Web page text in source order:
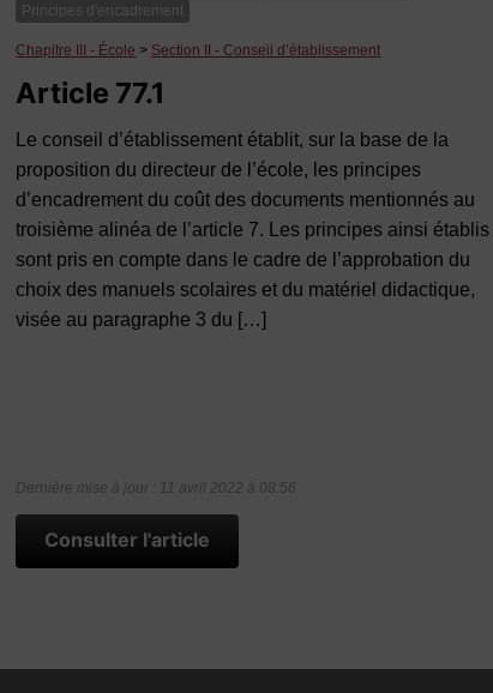
Principes d'encadrement
Chapitre III - École > Section II - Conseil d’établissement
Article 77.1
Le conseil d’établissement établit, sur la base de la
proposition du directeur de l’école, les principes
d’encadrement du coût des documents mentionnés au
troisième alinéa de l’article 7. Les principes ainsi établis
sont pris en compte dans le cadre de l’approbation du
choix des manuels scolaires et du matériel didactique,
visée au paragraphe 3 du […]
Dernière mise à jour : 11 avril 2022 à 08:56
Consulter l'article